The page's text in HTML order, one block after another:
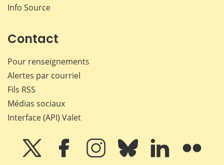
Info Source
Contact
Pour renseignements
Alertes par courriel
Fils RSS
Médias sociaux
Interface (API) Valet